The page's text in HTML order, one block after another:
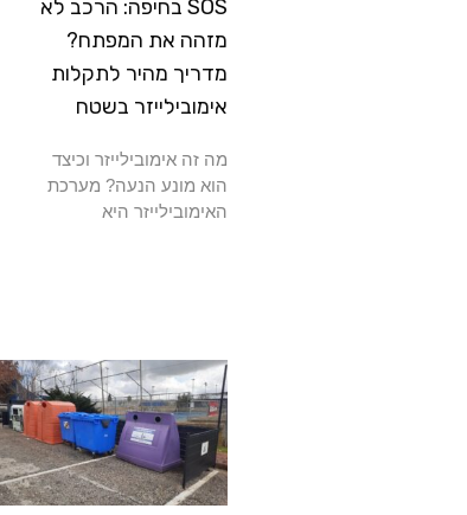
SOS בחיפה: הרכב לא
מזהה את המפתח?
מדריך מהיר לתקלות
אימובילייזר בשטח
מה זה אימובילייזר וכיצד
הוא מונע הנעה? מערכת
האימובילייזר היא